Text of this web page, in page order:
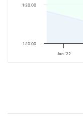
Jan '22
1:10.00
1:20.00